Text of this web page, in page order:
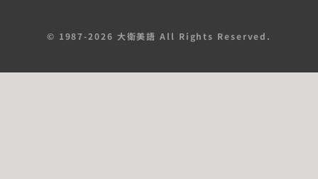
© 1987-2026 大衛美語 All Rights Reserved.